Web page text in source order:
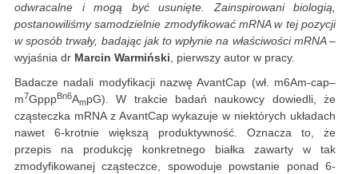
odwracalne i mogą być usunięte. Zainspirowani biologią,
postanowiliśmy samodzielnie zmodyfikować mRNA w tej pozycji
w sposób trwały, badając jak to wpłynie na właściwości mRNA–
wyjaśnia dr Marcin Warmiński, pierwszy autor w pracy.
Badacze nadali modyfikacji nazwę AvantCap (wł. m6Am-cap–
m7GpppBn6AmpG). W trakcie badań naukowcy dowiedli, że
cząsteczka mRNA z AvantCap wykazuje w niektórych układach
nawet 6-krotnie większą produktywność. Oznacza to, że
przepis na produkcję konkretnego białka zawarty w tak
zmodyfikowanej cząsteczce, spowoduje powstanie ponad 6-